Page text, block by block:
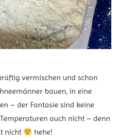
vermischen und schon
bauen, in eine
– der Fantasie sind keine
auch nicht – denn
nicht
hehe!